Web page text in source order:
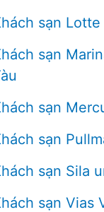
sạn Lotte
sạn
sạn
sạn
sạn Sila
sạn Vias